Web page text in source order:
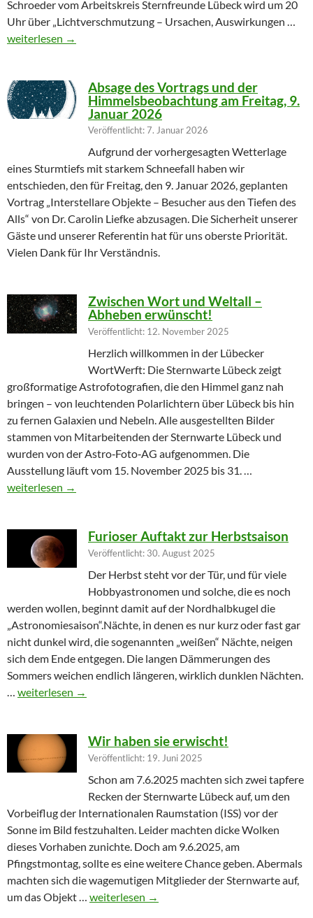
Schroeder vom Arbeitskreis Sternfreunde Lübeck wird um 20
Uhr über „Lichtverschmutzung – Ursachen, Auswirkungen …
Geändertes Vortragsthema 06.03.2026
weiterlesen →
Absage des Vortrags und der
Himmelsbeobachtung am Freitag, 9.
Januar 2026
Veröffentlicht: 7. Januar 2026
Aufgrund der vorhergesagten Wetterlage
eines Sturmtiefs mit starkem Schneefall haben wir
entschieden, den für Freitag, den 9. Januar 2026, geplanten
Vortrag „Interstellare Objekte – Besucher aus den Tiefen des
Alls“ von Dr. Carolin Liefke abzusagen. Die Sicherheit unserer
Gäste und unserer Referentin hat für uns oberste Priorität.
Vielen Dank für Ihr Verständnis.
Zwischen Wort und Weltall –
Abheben erwünscht!
Veröffentlicht: 12. November 2025
Herzlich willkommen in der Lübecker
WortWerft: Die Sternwarte Lübeck zeigt
großformatige Astrofotografien, die den Himmel ganz nah
bringen – von leuchtenden Polarlichtern über Lübeck bis hin
zu fernen Galaxien und Nebeln. Alle ausgestellten Bilder
stammen von Mitarbeitenden der Sternwarte Lübeck und
wurden von der Astro‑Foto‑AG aufgenommen. Die
Ausstellung läuft vom 15. November 2025 bis 31. …
Zwischen Wort und Weltall – Abheben erwünscht!
weiterlesen →
Furioser Auftakt zur Herbstsaison
Veröffentlicht: 30. August 2025
Der Herbst steht vor der Tür, und für viele
Hobbyastronomen und solche, die es noch
werden wollen, beginnt damit auf der Nordhalbkugel die
„Astronomiesaison“.Nächte, in denen es nur kurz oder fast gar
nicht dunkel wird, die sogenannten „weißen“ Nächte, neigen
sich dem Ende entgegen. Die langen Dämmerungen des
Sommers weichen endlich längeren, wirklich dunklen Nächten.
… Furioser Auftakt zur Herbstsaison
weiterlesen →
Wir haben sie erwischt!
Veröffentlicht: 19. Juni 2025
Schon am 7.6.2025 machten sich zwei tapfere
Recken der Sternwarte Lübeck auf, um den
Vorbeiflug der Internationalen Raumstation (ISS) vor der
Sonne im Bild festzuhalten. Leider machten dicke Wolken
dieses Vorhaben zunichte. Doch am 9.6.2025, am
Pfingstmontag, sollte es eine weitere Chance geben. Abermals
machten sich die wagemutigen Mitglieder der Sternwarte auf,
um das Objekt … Wir haben sie erwischt!
weiterlesen →